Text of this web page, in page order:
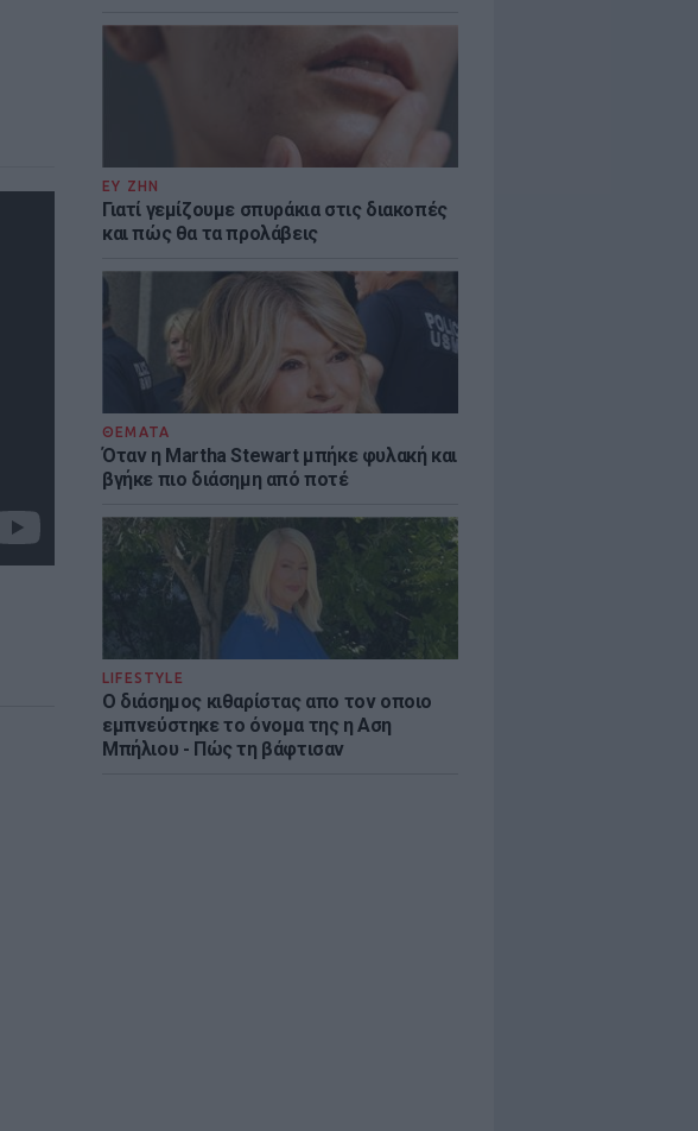
ΕΥ ΖΗΝ
Γιατί γεμίζουμε σπυράκια στις διακοπές
και πώς θα τα προλάβεις
ΘΕΜΑΤΑ
Όταν η Martha Stewart μπήκε φυλακή και
βγήκε πιο διάσημη από ποτέ
LIFESTYLE
Ο διάσημος κιθαρίστας απο τον οποιο
εμπνεύστηκε το όνομα της η Αση
Μπήλιου - Πώς τη βάφτισαν